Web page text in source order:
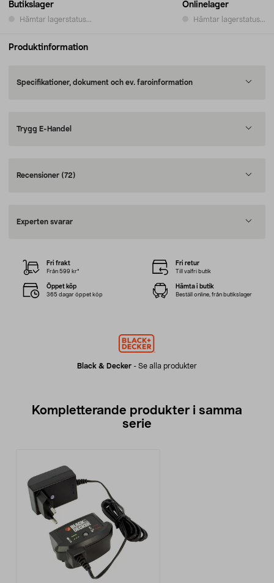
Butikslager
Hämtar lagerstatus...
Onlinelager
Hämtar lagerstatus...
Produktinformation
Specifikationer, dokument och ev. faroinformation
Trygg E-Handel
Recensioner (72)
Experten svarar
Black & Decker - Se alla produkter
Fri frakt
Från 599 kr*
Fri retur
Till valfri butik
Öppet köp
365 dagar öppet köp
Hämta i butik
Beställ online, från butikslager
Kompletterande produkter i samma
serie